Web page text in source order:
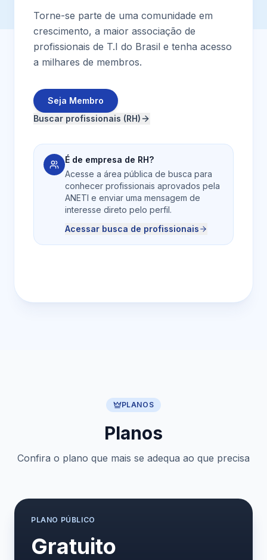
Torne-se parte de uma comunidade em
crescimento, a maior associação de
profissionais de T.I do Brasil e tenha acesso
a milhares de membros.
Seja Membro
Buscar profissionais (RH)
É de empresa de RH?
Acesse a área pública de busca para
conhecer profissionais aprovados pela
ANETI e enviar uma mensagem de
interesse direto pelo perfil.
Acessar busca de profissionais
PLANOS
Planos
Confira o plano que mais se adequa ao que precisa
PLANO PÚBLICO
Gratuito